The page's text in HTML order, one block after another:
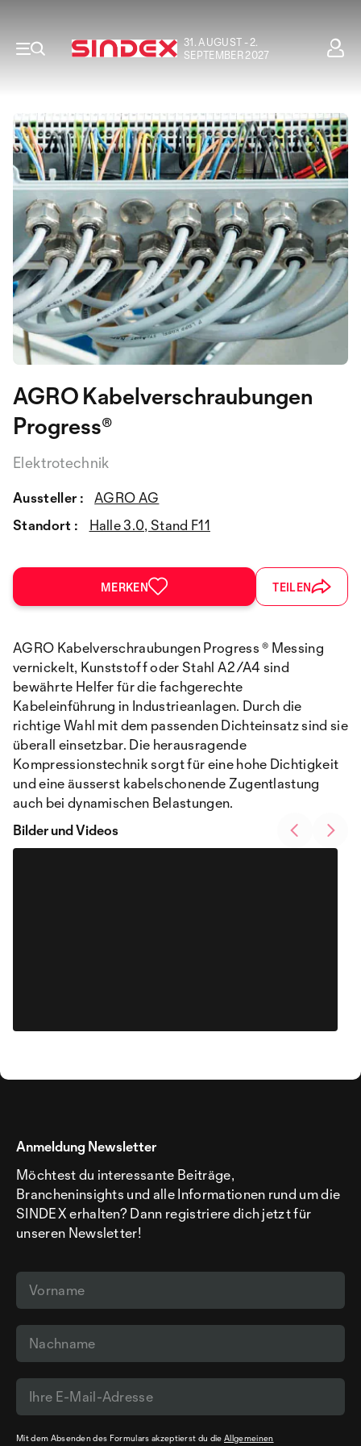
31. AUGUST - 2.
SEPTEMBER 2027
AGRO Kabelverschraubungen
Progress®
Elektrotechnik
Aussteller :
AGRO AG
Standort :
Halle 3.0, Stand F11
MERKEN TEILEN
AGRO Kabelverschraubungen Progress ® Messing
vernickelt, Kunststoff oder Stahl A2/A4 sind
bewährte Helfer für die fachgerechte
Kabeleinführung in Industrieanlagen. Durch die
richtige Wahl mit dem passenden Dichteinsatz sind sie
überall einsetzbar. Die herausragende
Kompressionstechnik sorgt für eine hohe Dichtigkeit
und eine äusserst kabelschonende Zugentlastung
auch bei dynamischen Belastungen.
Bilder und Videos
Anmeldung Newsletter
Möchtest du interessante Beiträge,
Brancheninsights und alle Informationen rund um die
SINDEX erhalten? Dann registriere dich jetzt für
unseren Newsletter!
Mit dem Absenden des Formulars akzeptierst du dieAllgemeinen